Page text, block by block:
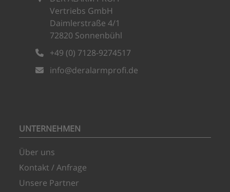
Vertriebs GmbH
Daimlerstraße 4/1
72820 Sonnenbühl
+49 (0) 7128-9274517
info@deralarmprofi.de
UNTERNEHMEN
Über uns
Kontakt / Anfrage
Unsere Partner